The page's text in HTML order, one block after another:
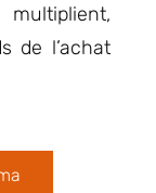
de l’achat